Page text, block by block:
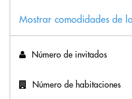
Mostrar comodidades de
Número de invitados
Número de habitaciones